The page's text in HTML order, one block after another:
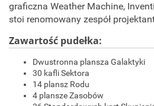
graficzna Weather Machine,
stoi renomowany zespół
Zawartość pudełka:
Dwustronna plansza Galaktyki
30 kafli Sektora
14 plansz Rodu
4 plansze Zasobów